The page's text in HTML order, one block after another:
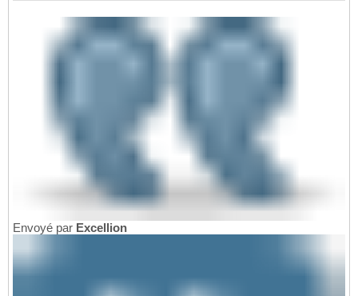
Envoyé par Excellion